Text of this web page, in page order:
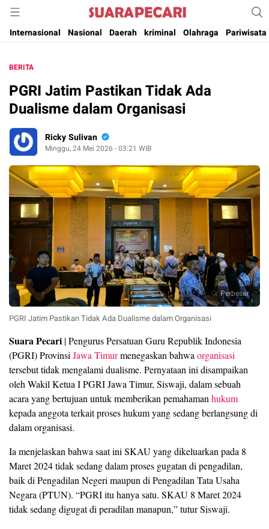
Suara Pecari
Suara Pencerahan Anak Negeri ( Berita Aktual & Terpercaya )
Internasional
Nasional Daerah kriminal Olahraga Pariwisata
BERITA
PGRI Jatim Pastikan Tidak Ada
Dualisme dalam Organisasi
Ricky Sulivan
Minggu, 24 Mei 2026 - 03:21 WIB
Perbesar
PGRI Jatim Pastikan Tidak Ada Dualisme dalam Organisasi
Suara Pecari | Pengurus Persatuan Guru Republik Indonesia
(PGRI) Provinsi Jawa Timurmenegaskan bahwa organisasi
tersebut tidak mengalami dualisme. Pernyataan ini disampaikan
oleh Wakil Ketua I PGRI Jawa Timur, Siswaji, dalam sebuah
acara yang bertujuan untuk memberikan pemahaman hukum
kepada anggota terkait proses hukum yang sedang berlangsung di
dalam organisasi.
Ia menjelaskan bahwa saat ini SKAU yang dikeluarkan pada 8
Maret 2024 tidak sedang dalam proses gugatan di pengadilan,
baik di Pengadilan Negeri maupun di Pengadilan Tata Usaha
Negara (PTUN). “PGRI itu hanya satu. SKAU 8 Maret 2024
tidak sedang digugat di peradilan manapun,” tutur Siswaji.